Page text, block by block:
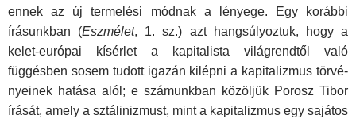
ennek az új termelési módnak a lényege. Egy korábbi
írásunkban (Eszmélet, 1. sz.) azt hangsúlyoztuk, hogy a
kelet-európai kísérlet a kapitalista világrendtől való
függésben sosem tudott igazán kilépni a kapitalizmus törvé­
nyeinek hatása alól; e számunkban közöljük Porosz Tibor
írá­sát, amely a sztálinizmust, mint a kapitalizmus egy sajátos